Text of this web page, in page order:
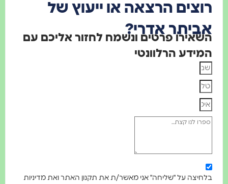
רוצים הרצאה או ייעוץ של
אביתר אדרי?
השאירו פרטים ונשמח לחזור אליכם עם
המידע הרלוונטי
בלחיצה על "שליחה" אני מאשר/ת את תקנון האתר ואת מדיניות